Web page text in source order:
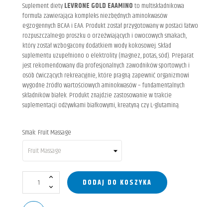
Suplement dietyLEVRONE GOLD EAAMINOto multiskładnikowa
formuła zawierająca kompleks niezbędnych aminokwasów
egzogennych BCAA i EAA. Produkt został przygotowany w postaci łatwo
rozpuszczalnego proszku o orzeźwiających i owocowych smakach,
który został wzbogacony dodatkiem wody kokosowej. Skład
suplementu uzupełniono o elektrolity (magnez, potas, sód). Preparat
jest rekomendowany dla profesjonalnych zawodników sportowych i
osób ćwiczących rekreacyjnie, które pragną zapewnić organizmowi
wygodne źródło wartościowych aminokwasów – fundamentalnych
składników białek. Produkt znajdzie zastosowanie w trakcie
suplementacji odżywkami białkowymi, kreatyną czy L-glutaminą.
Smak: Fruit Massage
DODAJ DO KOSZYKA